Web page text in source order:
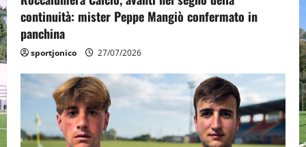
continuità: mister Peppe Mangiò confermato in
panchina
sportjonico 27/07/2026